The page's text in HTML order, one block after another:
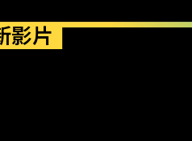
影片